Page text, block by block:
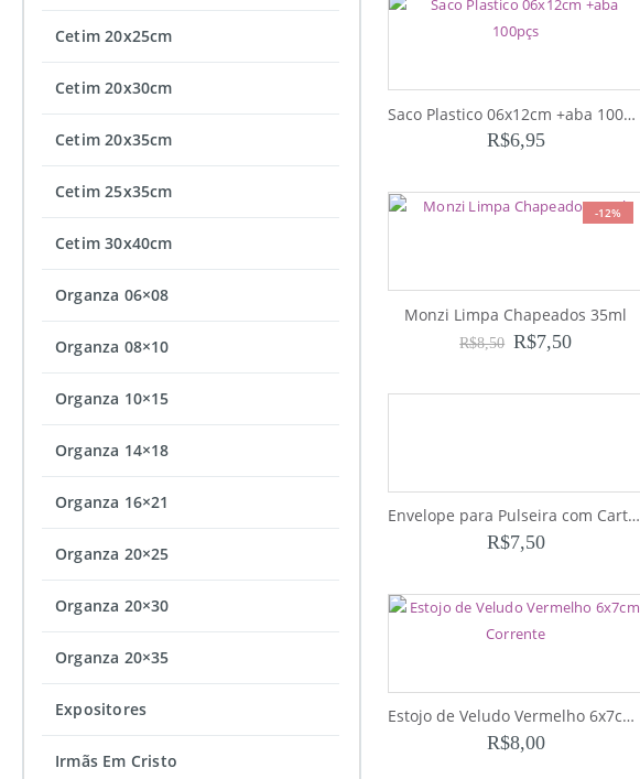
Saco Plastico 06x12cm +aba 100pçs
R$6,95
-12%
Monzi Limpa Chapeados 35ml
R$8,50 R$7,50
Envelope para Pulseira com Cartela Bege
R$7,50
Estojo de Veludo Vermelho 6x7cm Corrente
R$8,00
Cetim 20x25cm
Cetim 20x30cm
Cetim 20x35cm
Cetim 25x35cm
Cetim 30x40cm
Organza 06×08
Organza 08×10
Organza 10×15
Organza 14×18
Organza 16×21
Organza 20×25
Organza 20×30
Organza 20×35
Expositores
Irmãs Em Cristo